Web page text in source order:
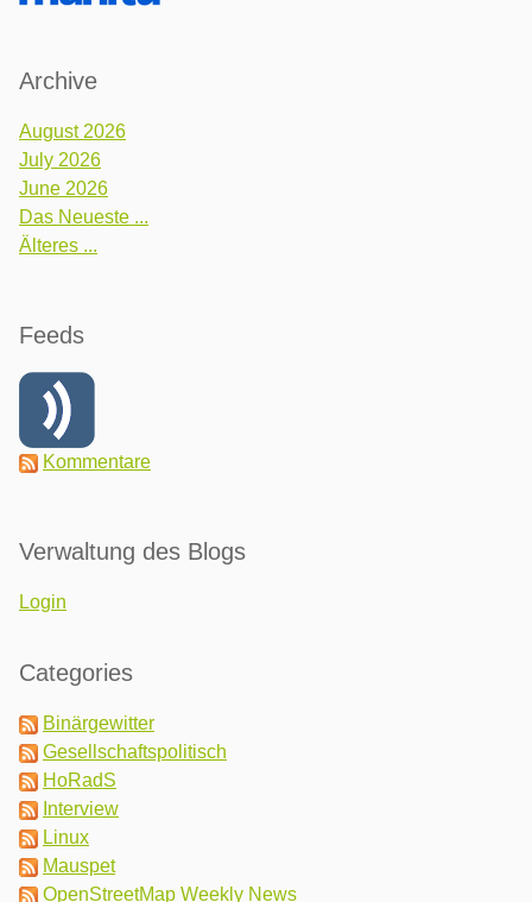
Archive
August 2026
July 2026
June 2026
Das Neueste ...
Älteres ...
Feeds
Kommentare
Verwaltung des Blogs
Login
Categories
Binärgewitter
Gesellschaftspolitisch
HoRadS
Interview
Linux
Mauspet
OpenStreetMap Weekly News